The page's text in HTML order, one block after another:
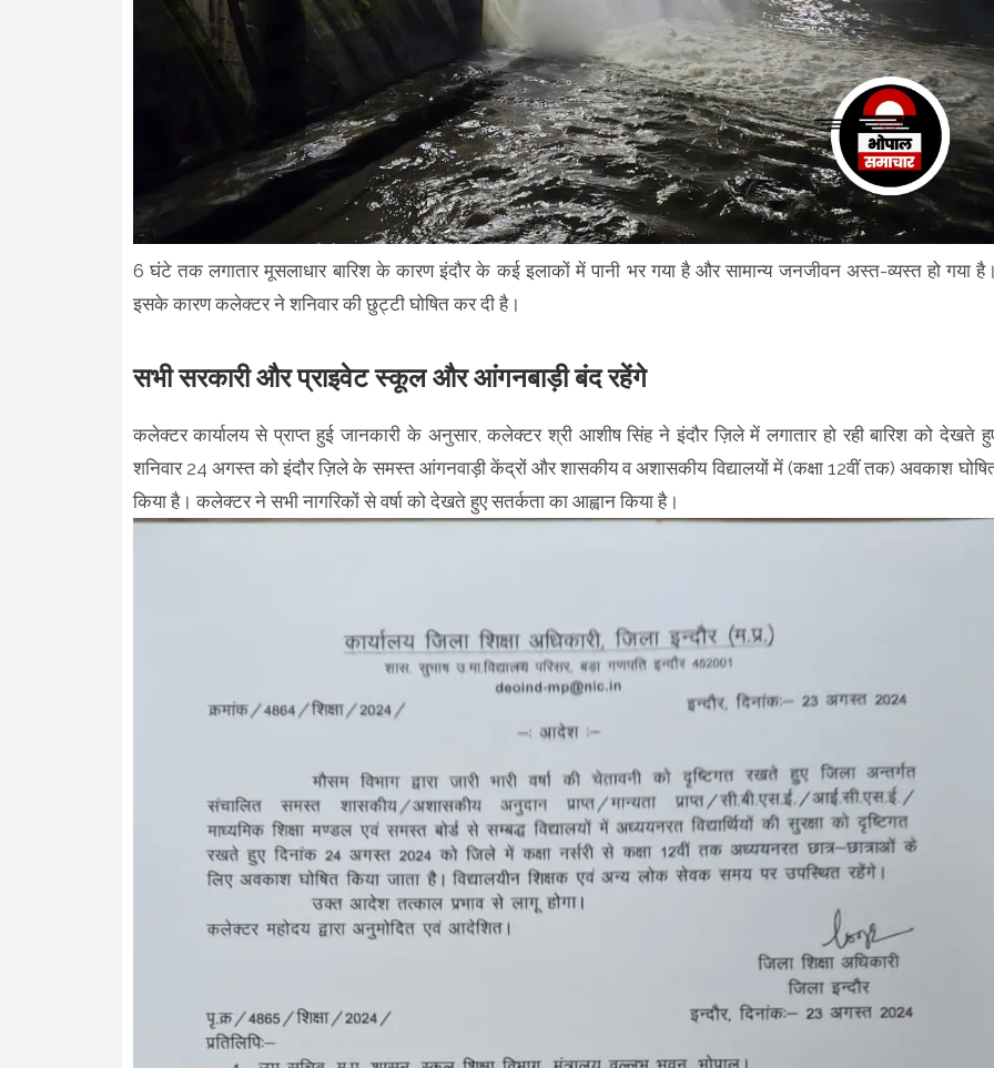
6 घंटे तक लगातार मूसलाधार बारिश के कारण इंदौर के कई इलाकों में पानी भर गया है और सामान्य जनजीवन अस्त-व्यस्त हो गया
इसके कारण कलेक्टर ने शनिवार की छुट्टी घोषित कर दी है।
सभी सरकारी और प्राइवेट स्कूल और आंगनबाड़ी बंद रहेंगे
कलेक्टर कार्यालय से प्राप्त हुई जानकारी के अनुसार, कलेक्टर श्री आशीष सिंह ने इंदौर ज़िले में लगातार हो रही बारिश को देखते
शनिवार 24 अगस्त को इंदौर ज़िले के समस्त आंगनवाड़ी केंद्रों और शासकीय व अशासकीय विद्यालयों में (कक्षा 12वीं तक) अवकाश
किया है। कलेक्टर ने सभी नागरिकों से वर्षा को देखते हुए सतर्कता का आह्वान किया है।